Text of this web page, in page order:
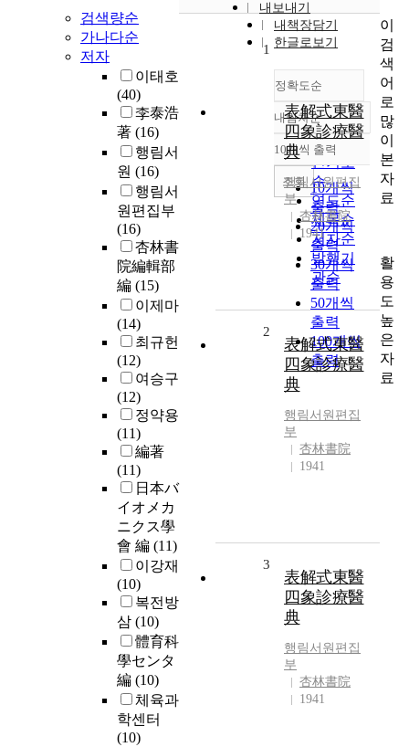
검색량순
가나다순
저자
이태호
(40)
李泰浩
著 (16)
행림서
원 (16)
행림서
원편집부
(16)
杏林書
院編輯部
編 (15)
이제마
(14)
최규헌
(12)
여승구
(12)
정약용
(11)
編著
(11)
日本バ
イオメカ
ニクス學
會 編 (11)
이강재
(10)
복전방
삼 (10)
體育科
學センタ
編 (10)
체육과
학센터
(10)
내보내기
내책장담기
한글로보기
정확도순
정확도
순
인기도
순
연도순
제목순
저자순
발행기
관순
내림차순
내림차순
10개씩 출력
10개씩
출력
20개씩
출력
30개씩
출력
50개씩
출력
100개씩
출력
조회
1
表解式東醫
四象診療醫
典
행림서원편집
부
杏林書院
1941
2
表解式東醫
四象診療醫
典
행림서원편집
부
杏林書院
1941
3
表解式東醫
四象診療醫
典
행림서원편집
부
杏林書院
1941
이
검
색
어
로
많
이
본
자
료
활
용
도
높
은
자
료